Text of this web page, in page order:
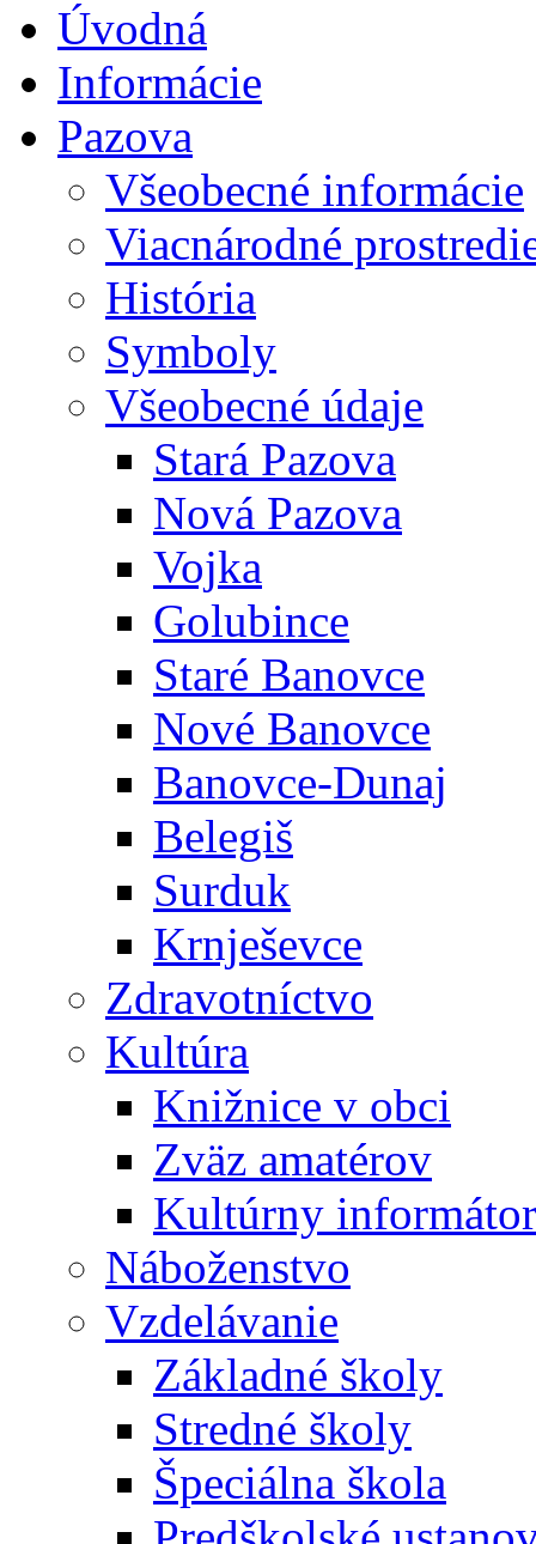
Úvodná
Informácie
Pazova
Všeobecné informácie
Viacnárodné
História
Symboly
Všeobecné údaje
Stará Pazova
Nová Pazova
Vojka
Golubince
Staré Banovce
Nové Banovce
Banovce-Dunaj
Belegiš
Surduk
Krnješevce
Zdravotníctvo
Kultúra
Knižnice v obci
Zväz amatérov
Kultúrny informátor
Náboženstvo
Vzdelávanie
Základné školy
Stredné školy
Špeciálna škola